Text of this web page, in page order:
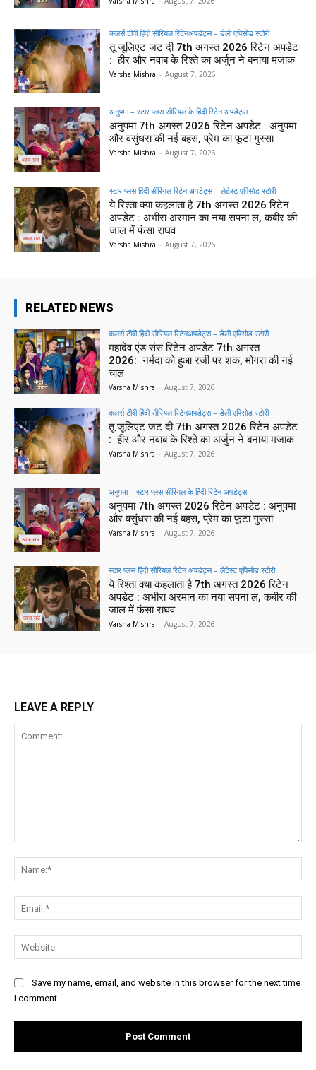
कलर्स टीवी हिंदी सीरियल रिटेनअपडेट्स – डेली एपिसोड स्टोरी
तू जूलिएट जट दी 7th अगस्त 2026 रिटेन अपडेट
: हीर और नवाब के रिश्ते का अर्जुन ने बनाया मजाक
Varsha Mishra - August 7, 2026
अनुपमा – स्टार प्लस सीरियल के हिंदी रिटेन अपडेट्स
अनुपमा 7th अगस्त 2026 रिटेन अपडेट : अनुपमा
और वसुंधरा की नई बहस, प्रेम का फूटा गुस्सा
Varsha Mishra - August 7, 2026
स्टार प्लस हिंदी सीरियल रिटेन अपडेट्स – लेटेस्ट एपिसोड स्टोरी
ये रिश्ता क्या कहलाता है 7th अगस्त 2026 रिटेन
अपडेट : अभीरा अरमान का नया सपना ल, कबीर की
जाल में फंसा राघव
Varsha Mishra - August 7, 2026
RELATED NEWS
कलर्स टीवी हिंदी सीरियल रिटेनअपडेट्स – डेली एपिसोड स्टोरी
महादेव एंड संस रिटेन अपडेट 7th अगस्त
2026: नर्मदा को हुआ रजी पर शक, मोगरा की नई
चाल
Varsha Mishra - August 7, 2026
कलर्स टीवी हिंदी सीरियल रिटेनअपडेट्स – डेली एपिसोड स्टोरी
तू जूलिएट जट दी 7th अगस्त 2026 रिटेन अपडेट
: हीर और नवाब के रिश्ते का अर्जुन ने बनाया मजाक
Varsha Mishra - August 7, 2026
अनुपमा – स्टार प्लस सीरियल के हिंदी रिटेन अपडेट्स
अनुपमा 7th अगस्त 2026 रिटेन अपडेट : अनुपमा
और वसुंधरा की नई बहस, प्रेम का फूटा गुस्सा
Varsha Mishra - August 7, 2026
स्टार प्लस हिंदी सीरियल रिटेन अपडेट्स – लेटेस्ट एपिसोड स्टोरी
ये रिश्ता क्या कहलाता है 7th अगस्त 2026 रिटेन
अपडेट : अभीरा अरमान का नया सपना ल, कबीर की
जाल में फंसा राघव
Varsha Mishra - August 7, 2026
LEAVE A REPLY
Save my name, email, and website in this browser for the next time
I comment.